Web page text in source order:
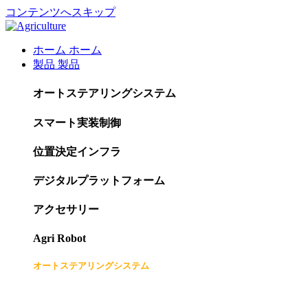
コンテンツへスキップ
ホーム ホーム
製品 製品
オートステアリングシステム
スマート実装制御
位置決定インフラ
デジタルプラットフォーム
アクセサリー
Agri Robot
オートステアリングシステム